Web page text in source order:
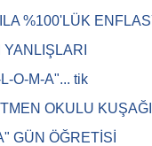
%100'LÜK
YANLIŞLARI
O-M-A"... tik
OKULU KUŞAĞI
GÜN ÖĞRETİSİ